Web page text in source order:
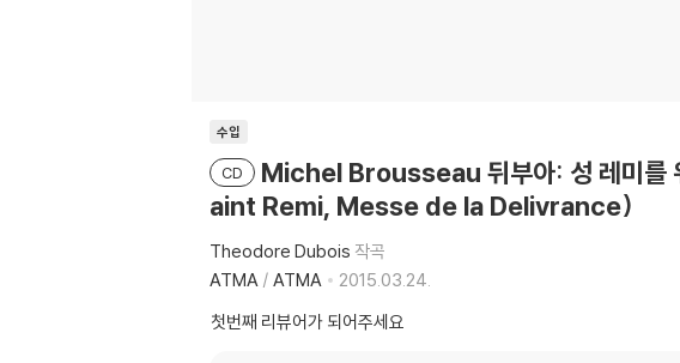
수입
CD
Michel Brousseau 뒤부아: 성 레미를
aint Remi, Messe de la Delivrance)
Theodore Dubois 작곡
ATMA / ATMA
2015.03.24.
첫번째 리뷰어가 되어주세요